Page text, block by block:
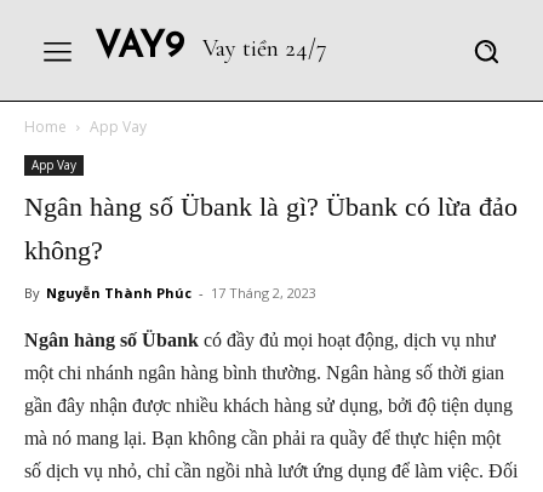
VAY9 Vay tiền 24/7
Home App Vay
App Vay
Ngân hàng số Übank là gì? Übank có lừa đảo
không?
By Nguyễn Thành Phúc - 17 Tháng 2, 2023
Ngân hàng số Übank có đầy đủ mọi hoạt động, dịch vụ như
một chi nhánh ngân hàng bình thường. Ngân hàng số thời gian
gần đây nhận được nhiều khách hàng sử dụng, bởi độ tiện dụng
mà nó mang lại. Bạn không cần phải ra quầy để thực hiện một
số dịch vụ nhỏ, chỉ cần ngồi nhà lướt ứng dụng để làm việc. Đối